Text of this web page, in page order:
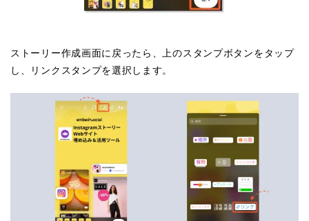
ストーリー作成画面に戻ったら、上のスタンプボタンをタップ
し、リンクスタンプを選択します。